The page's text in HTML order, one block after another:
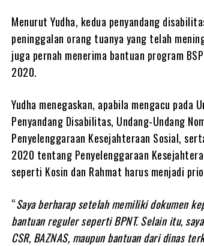
Menurut Yudha, kedua penyandang
peninggalan orang tuanya yang telah
juga pernah menerima bantuan program
2020.
Yudha menegaskan, apabila mengacu pada
Penyandang Disabilitas, Undang-Undang
Penyelenggaraan Kesejahteraan Sosial,
2020 tentang Penyelenggaraan
seperti Kosin dan Rahmat harus menjadi
“Saya berharap setelah memiliki dokumen
bantuan reguler seperti BPNT. Selain itu,
CSR, BAZNAS, maupun bantuan dari dinas